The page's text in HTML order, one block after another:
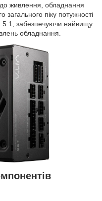
живлення, обладнання
піку потужності
5.1, забезпечуючи найвищу
обладнання.